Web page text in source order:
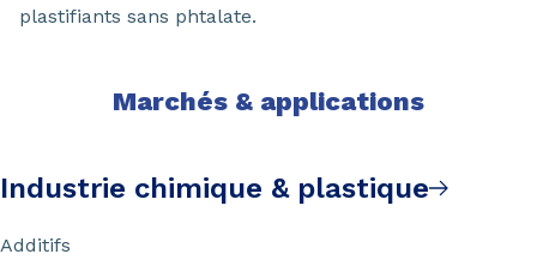
plastifiants sans phtalate.
Marchés & applications
Industrie chimique & plastique
Additifs